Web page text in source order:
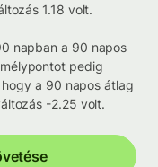
1.18 volt.
napban a 90 napos
pedig
a 90 napos átlag
-2.25 volt.